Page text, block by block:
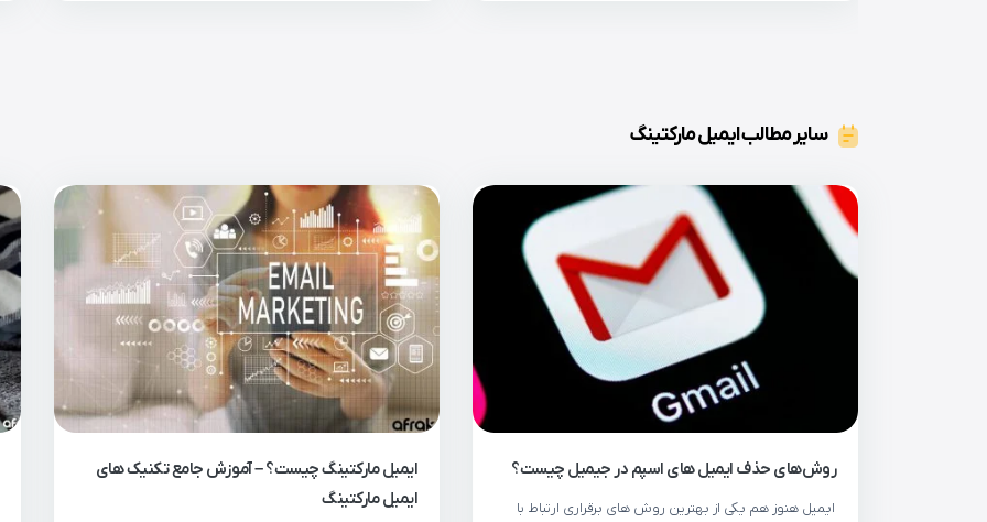
سایر مطالب ایمیل مارکتینگ
روش‌های حذف ایمیل های اسپم در جیمیل چیست؟
ایمیل هنوز هم یکی از بهترین روش های برقراری ارتباط با
ایمیل مارکتینگ چیست؟ – آموزش جامع تکنیک های
ایمیل مارکتینگ